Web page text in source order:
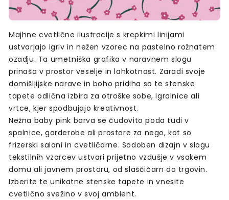
Majhne cvetlične ilustracije s krepkimi linijami
ustvarjajo igriv in nežen vzorec na pastelno rožnatem
ozadju. Ta umetniška grafika v naravnem slogu
prinaša v prostor veselje in lahkotnost. Zaradi svoje
domišljijske narave in boho pridiha so te stenske
tapete odlična izbira za otroške sobe, igralnice ali
vrtce, kjer spodbujajo kreativnost.
Nežna baby pink barva se čudovito poda tudi v
spalnice, garderobe ali prostore za nego, kot so
frizerski saloni in cvetličarne. Sodoben dizajn v slogu
tekstilnih vzorcev ustvari prijetno vzdušje v vsakem
domu ali javnem prostoru, od slaščičarn do trgovin.
Izberite te unikatne stenske tapete in vnesite
cvetlično svežino v svoj ambient.